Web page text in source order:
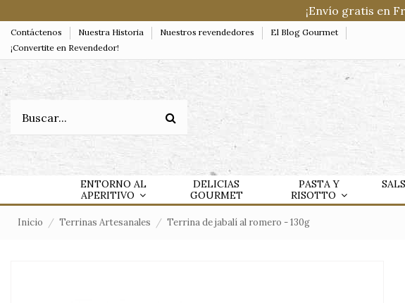
¡Envío gratis en
Contáctenos Nuestra Historia Nuestros revendedores
El Blog Gourmet
¡Convertite en Revendedor!
ENTORNO AL
APERITIVO
DELICIAS
GOURMET
PASTA Y
RISOTTO
Inicio Terrinas Artesanales Terrina de jabalí al romero - 130g